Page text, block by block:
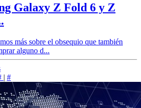
Galaxy Z Fold 6 y Z
más sobre el obsequio que también
alguno d...
| #